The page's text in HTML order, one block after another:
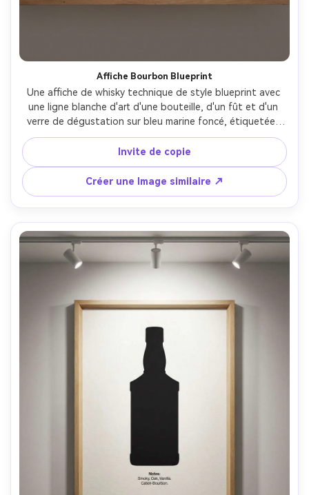
Affiche Bourbon Blueprint
Une affiche de whisky technique de style blueprint avec
une ligne blanche d'art d'une bouteille, d'un fût et d'un
verre de dégustation sur bleu marine foncé, étiquetées
callouts pour les notes d'arôme, billet de purée et
vieillissement, appariement sans serif moderne, mise en
page précise de la grille, prêt à imprimer 300 dpi, affiché
comme une affiche clipsée sur un tableau de studio, haut-
vers-bas 50 mm, éclairage softbox propre, lignes nettes,
texture d'impression réaliste-AR 4:5
Invite de copie
Créer une Image similaire ↗